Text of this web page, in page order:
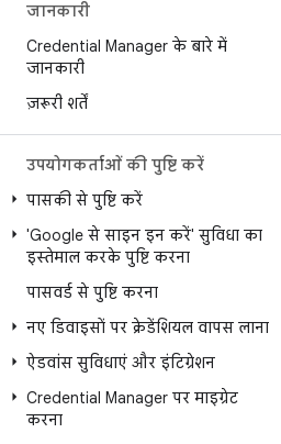
जानकारी
Credential Manager के बारे में
जानकारी
ज़रूरी शर्तें
उपयोगकर्ताओं की पुष्टि करें
पासकी से पुष्टि करें
'Google से साइन इन करें' सुविधा का
इस्तेमाल करके पुष्टि करना
पासवर्ड से पुष्टि करना
नए डिवाइसों पर क्रेडेंशियल वापस लाना
ऐडवांस सुविधाएं और इंटिग्रेशन
Credential Manager पर माइग्रेट
करना